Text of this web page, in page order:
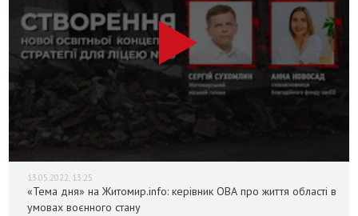
13.05.2022, 13:25
«Тема дня» на Житомир.info: керівник ОВА про життя області в
умовах воєнного стану